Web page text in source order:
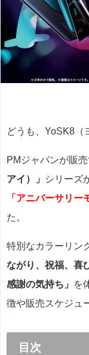
どうも、YoSK8（
PMジャパンが販売
アイ）」
シリーズ
「アニバーサリー
た。
特別なカラーリン
ながり、祝福、喜
感謝の気持ち」
を
徴や販売スケジュ
目次